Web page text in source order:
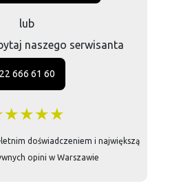
lub
naszego serwisanta
22 666 61 60
doświadczeniem i największą
opini w Warszawie